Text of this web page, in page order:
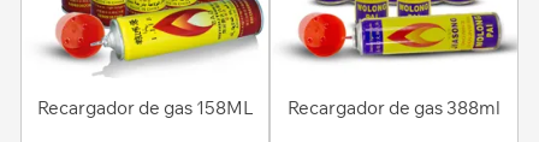
Recargador de gas 158ML Recargador de gas 388ml